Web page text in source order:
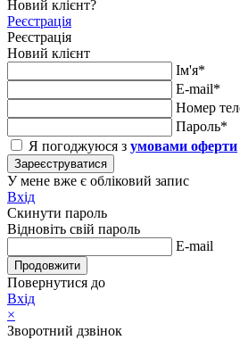
Новий клієнт?
Реєстрація
Реєстрація
Новий клієнт
Ім'я*
E-mail*
Номер
Пароль*
Я погоджуюся з умовами оферти
Зареєструватися
У мене вже є обліковий запис
Вхід
Скинути пароль
Відновіть свій пароль
E-mail
Продовжити
Повернутися до
Вхід
×
Зворотний дзвінок